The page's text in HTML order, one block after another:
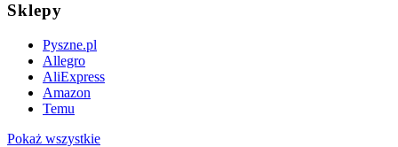
Sklepy
Pyszne.pl
Allegro
AliExpress
Amazon
Temu
Pokaż wszystkie